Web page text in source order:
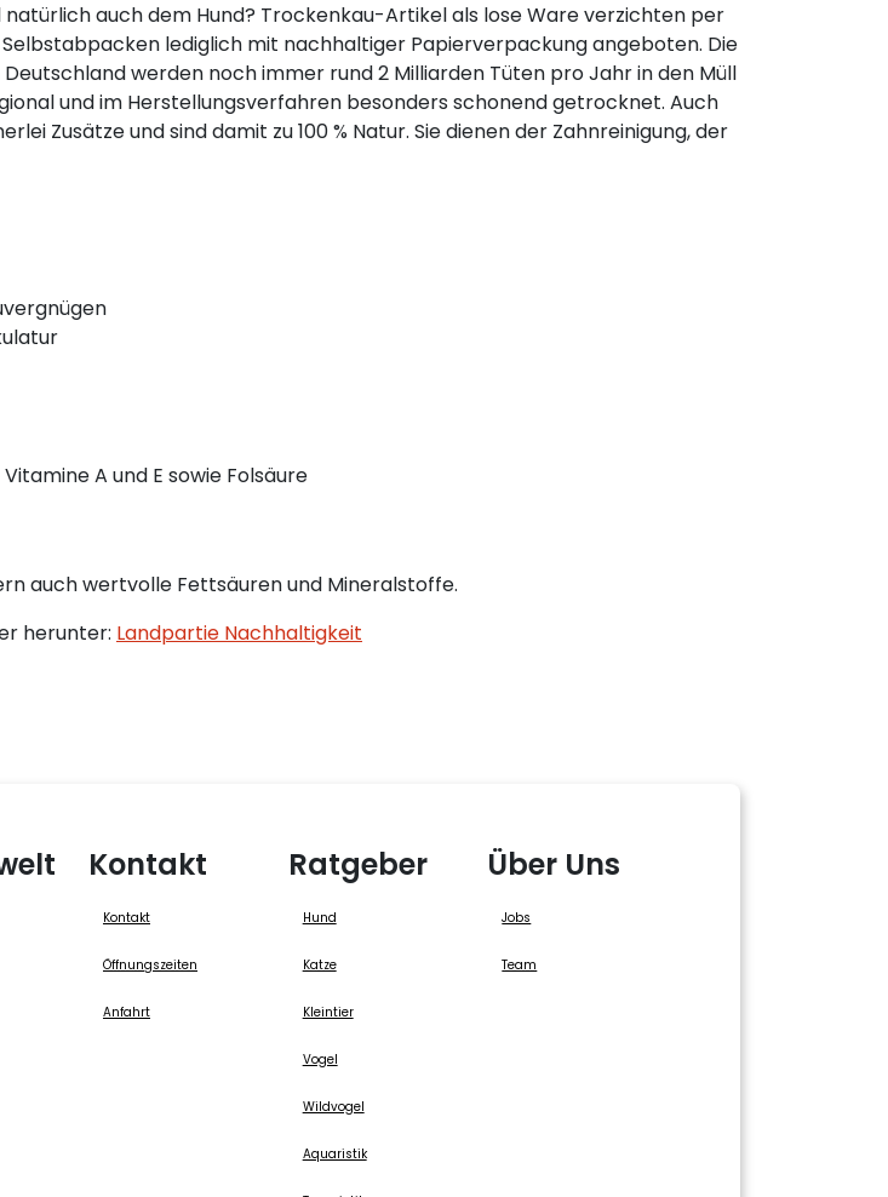
auch dem Hund? Trockenkau-Artikel als lose Ware verzichten per
lediglich mit nachhaltiger Papierverpackung angeboten. Die
werden noch immer rund 2 Milliarden Tüten pro Jahr in den Müll
und im Herstellungsverfahren besonders schonend getrocknet. Auch
Zusätze und sind damit zu 100 % Natur. Sie dienen der Zahnreinigung, der
A und E sowie Folsäure
auch wertvolle Fettsäuren und Mineralstoffe.
herunter: Landpartie Nachhaltigkeit
Kontakt
Kontakt
Öffnungszeiten
Anfahrt
Ratgeber
Hund
Katze
Kleintier
Vogel
Wildvogel
Aquaristik
Über Uns
Jobs
Team